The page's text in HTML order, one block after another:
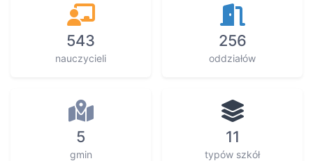
543
nauczycieli
256
oddziałów
5
gmin
11
typów szkół